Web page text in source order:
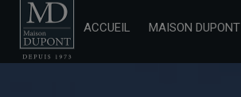
ACCUEIL MAISON DUPONT
Panneau de gestion des cookies